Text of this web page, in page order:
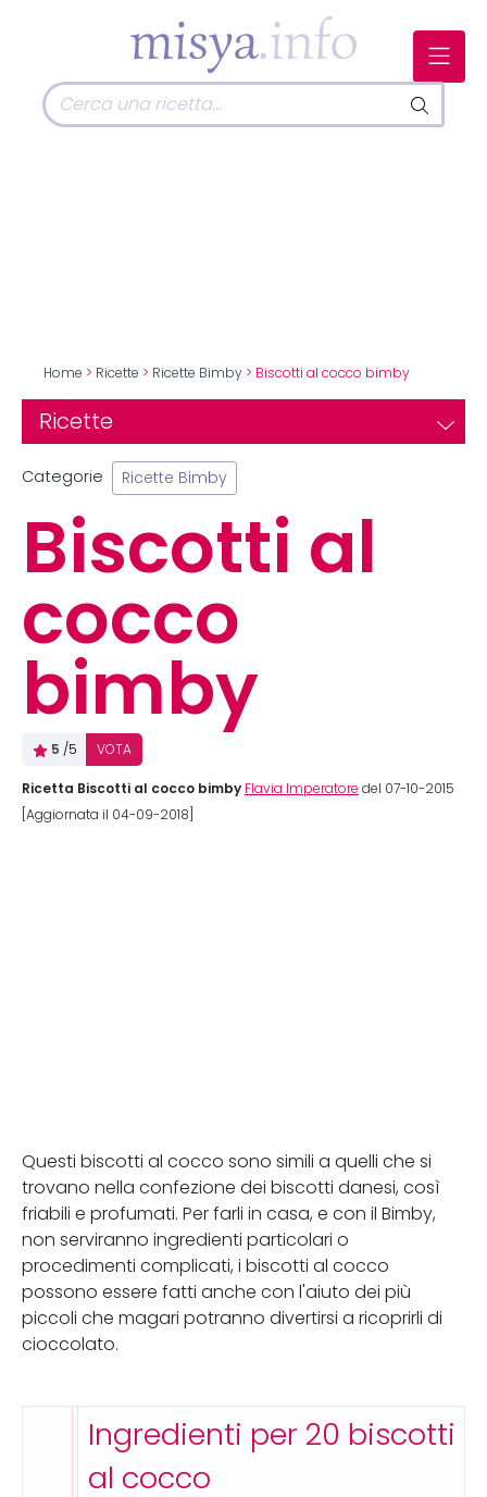
Home > Ricette > Ricette Bimby > Biscotti al cocco bimby
Ricette
Categorie Ricette Bimby
Biscotti al
cocco
bimby
5 /5 VOTA
Ricetta Biscotti al cocco bimby Flavia Imperatore del 07-10-2015
[Aggiornata il 04-09-2018]
Questi biscotti al cocco sono simili a quelli che si
trovano nella confezione dei biscotti danesi, così
friabili e profumati. Per farli in casa, e con il Bimby,
non serviranno ingredienti particolari o
procedimenti complicati, i biscotti al cocco
possono essere fatti anche con l'aiuto dei più
piccoli che magari potranno divertirsi a ricoprirli di
cioccolato.
Ingredienti per 20 biscotti
al cocco